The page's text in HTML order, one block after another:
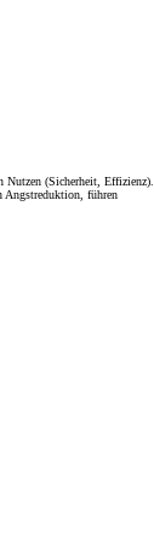
Nutzen (Sicherheit, Effizienz).
Angstreduktion, führen